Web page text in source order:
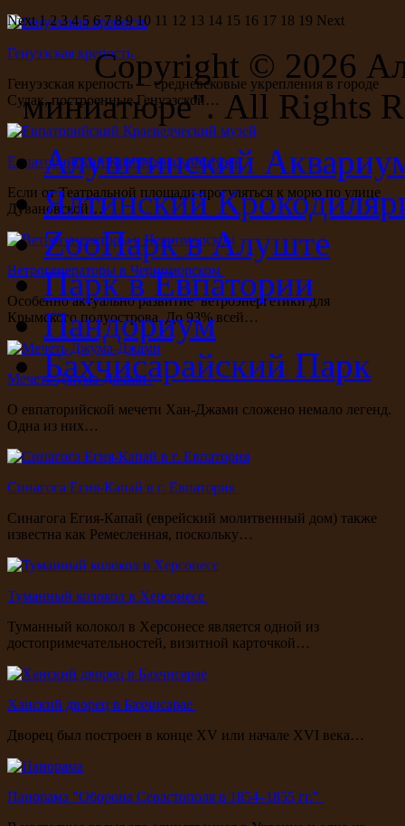
Генуэзская крепость
Генуэзская крепость — средневековые укрепления в городе
Судак, построенные Генуэзской…
Евпаторийский Краеведческий музей
Если от Театральной площади прогуляться к морю по улице
Дувановской…
Ветрогенераторы в Черноморском
Особенно актуально развитие ветроэнергетики для
Крымского полуострова. До 93% всей…
Мечеть Джума-Джами
О евпаторийской мечети Хан-Джами сложено немало легенд.
Одна из них…
Синагога Егия-Капай в г. Евпатория
Синагога Егия-Капай (еврейский молитвенный дом) также
известна как Ремесленная, поскольку…
Туманный колокол в Херсонесе
Туманный колокол в Херсонесе является одной из
достопримечательностей, визитной карточкой…
Ханский дворец в Бахчисарае
Дворец был построен в конце XV или начале XVI века…
Панорама "Оборона Севастополя в 1854–1855 гг."
Next12345678910 11 12 13 14 15 16 17 18 19 Next
Copyright © 2026
миниатюре". All Rights
Алуштинский
Ялтинский
ZooПарк в Алуште
Парк в Евпатории
Пандориум
Бахчисарайский Парк